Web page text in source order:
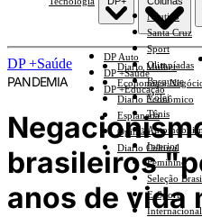
Náutico
Santa Cruz
Sport
Olimpíadas
Basquete
Vôlei
Tênis
Interior
Feminino
Seleção
E-Sports
Internacional
DP Auto
DP +Saúde
DP +Educação
Diario Mulher
Economia e
Diario Econômico
Esplanada
Opinião
Diario Cultural
DP +Saúde
PANDEMIA
brasileiros
anos de vida